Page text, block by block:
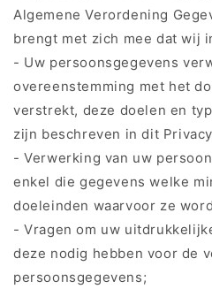
Algemene Verordening
brengt met zich mee dat wij
- Uw persoonsgegevens
overeenstemming met het
verstrekt, deze doelen en
zijn beschreven in dit
- Verwerking van uw
enkel die gegevens welke
doeleinden waarvoor ze
- Vragen om uw
deze nodig hebben voor de
persoonsgegevens;